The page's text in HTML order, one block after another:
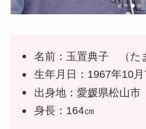
名前：玉置典子 （た
生年月日：1967年10月
出身地：愛媛県松山市
身長：164㎝